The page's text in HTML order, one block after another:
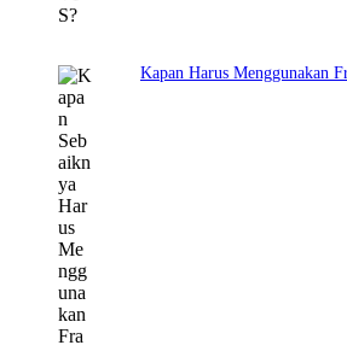
Kapan Harus Menggunakan